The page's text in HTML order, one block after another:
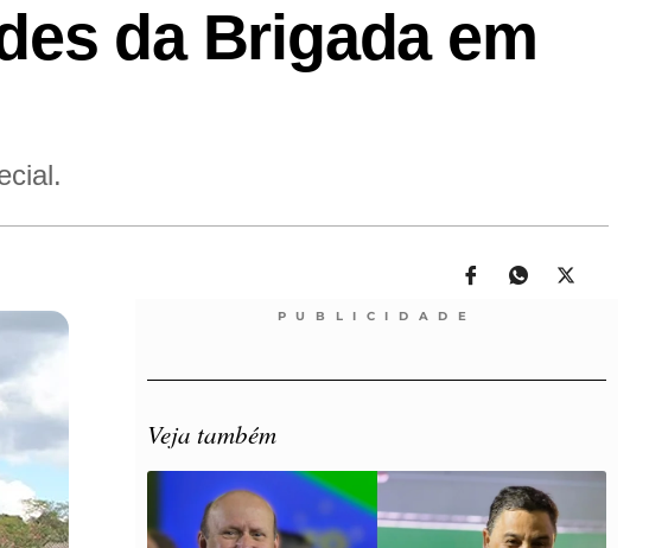
da Brigada em
PUBLICIDADE
Veja também